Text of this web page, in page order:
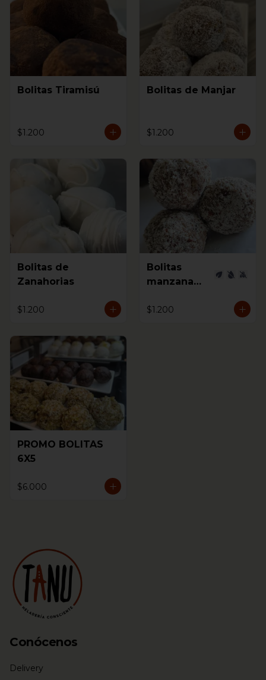
Bolitas Tiramisú
$1.200
Bolitas de Manjar
$1.200
Bolitas de
Zanahorias
$1.200
Bolitas
manzana
$1.200
PROMO BOLITAS
6X5
$6.000
Conócenos
Delivery